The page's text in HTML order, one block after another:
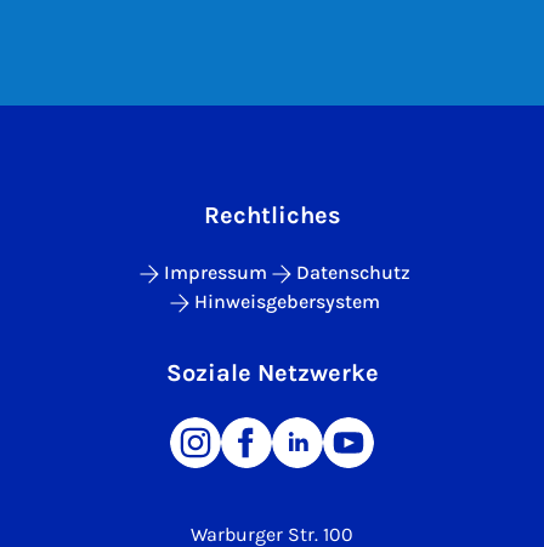
Warburger Str. 100
Rechtliches
Impressum
Datenschutz
Hinweisgebersystem
Soziale Netzwerke